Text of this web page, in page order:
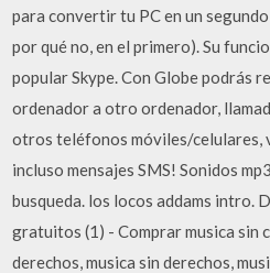
para convertir tu PC en un
por qué no, en el primero). Su
popular Skype. Con Globe podrás
ordenador a otro ordenador,
otros teléfonos móviles/celulares,
incluso mensajes SMS! Sonidos
busqueda. los locos addams intro.
gratuitos (1) - Comprar musica sin
derechos, musica sin derechos,